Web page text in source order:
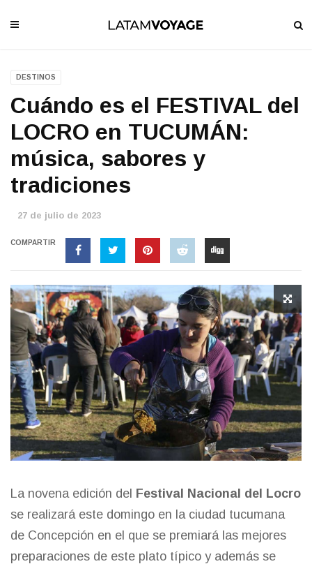
DESTINOS
Cuándo es el FESTIVAL del
LOCRO en TUCUMÁN:
música, sabores y
tradiciones
27 de julio de 2023
COMPARTIR
La novena edición del Festival Nacional del Locro
se realizará este domingo en la ciudad tucumana
de Concepción en el que se premiará las mejores
preparaciones de este plato típico y además se